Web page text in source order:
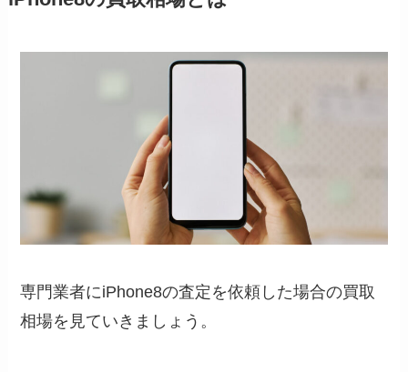
専門業者にiPhone8の査定を依頼した場合の買取
相場を見ていきましょう。